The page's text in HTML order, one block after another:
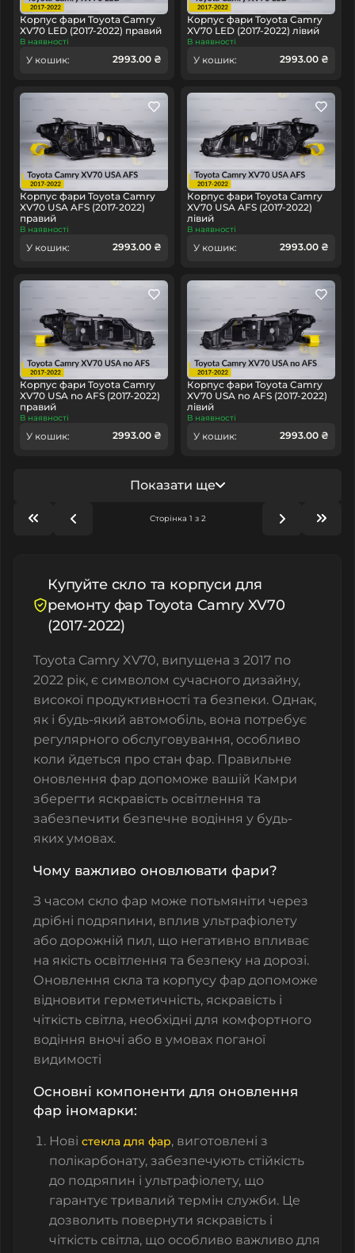
Корпус фари Toyota Camry
XV70 LED (2017-2022) правий
В наявності
У кошик: 2993.00 ₴
Корпус фари Toyota Camry
XV70 LED (2017-2022) лівий
В наявності
У кошик: 2993.00 ₴
Корпус фари Toyota Camry
XV70 USA AFS (2017-2022)
правий
В наявності
У кошик: 2993.00 ₴
Корпус фари Toyota Camry
XV70 USA AFS (2017-2022)
лівий
В наявності
У кошик: 2993.00 ₴
Корпус фари Toyota Camry
XV70 USA no AFS (2017-2022)
правий
В наявності
У кошик: 2993.00 ₴
Корпус фари Toyota Camry
XV70 USA no AFS (2017-2022)
лівий
В наявності
У кошик: 2993.00 ₴
Показати ще
Сторінка 1 з 2
Купуйте скло та корпуси для
ремонту фар Toyota Camry XV70
(2017-2022)
Toyota Camry XV70, випущена з 2017 по
2022 рік, є символом сучасного дизайну,
високої продуктивності та безпеки. Однак,
як і будь-який автомобіль, вона потребує
регулярного обслуговування, особливо
коли йдеться про стан фар. Правильне
оновлення фар допоможе вашій Камри
зберегти яскравість освітлення та
забезпечити безпечне водіння у будь-
яких умовах.
Чому важливо оновлювати фари?
З часом скло фар може потьмяніти через
дрібні подряпини, вплив ультрафіолету
або дорожній пил, що негативно впливає
на якість освітлення та безпеку на дорозі.
Оновлення скла та корпусу фар допоможе
відновити герметичність, яскравість і
чіткість світла, необхідні для комфортного
водіння вночі або в умовах поганої
видимості
Основні компоненти для оновлення
фар іномарки:
Нові стекла для фар, виготовлені з
полікарбонату, забезпечують стійкість
до подряпин і ультрафіолету, що
гарантує тривалий термін служби. Це
дозволить повернути яскравість і
чіткість світла, що особливо важливо для